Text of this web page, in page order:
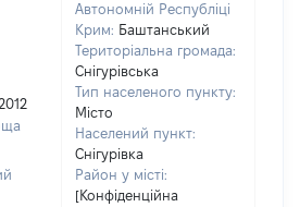
Автономній Республіці
Крим: Баштанський
Територіальна громада:
Снігурівська
Тип населеного пункту:
Місто
Населений пункт:
Снігурівка
Район у місті:
[Конфіденційна